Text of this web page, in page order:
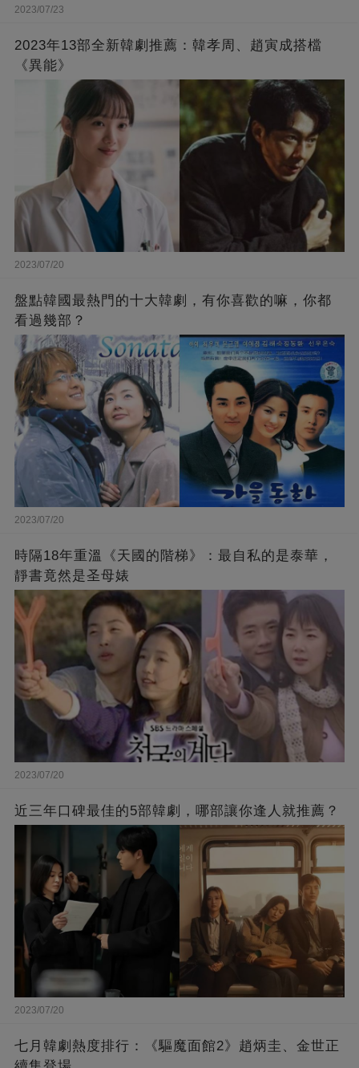
2023/07/23
2023年13部全新韓劇推薦：韓孝周、趙寅成搭檔
《異能》
2023/07/20
盤點韓國最熱門的十大韓劇，有你喜歡的嘛，你都
看過幾部？
2023/07/20
時隔18年重溫《天國的階梯》：最自私的是泰華，
靜書竟然是圣母婊
2023/07/20
近三年口碑最佳的5部韓劇，哪部讓你逢人就推薦？
2023/07/20
七月韓劇熱度排行：《驅魔面館2》趙炳圭、金世正